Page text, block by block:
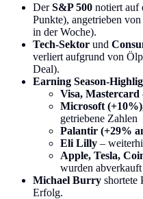
DerS&P 500 notiert auf
Punkte), angetrieben
in der Woche).
Tech-Sektor und
verliert aufgrund von
Deal).
Earning Season-
Visa, Mastercard
Microsoft
getriebene Zahlen
Palantir (+29%
Eli Lilly –
Apple, Tesla,
wurden abverkauft
Michael Burry shortete
Erfolg.